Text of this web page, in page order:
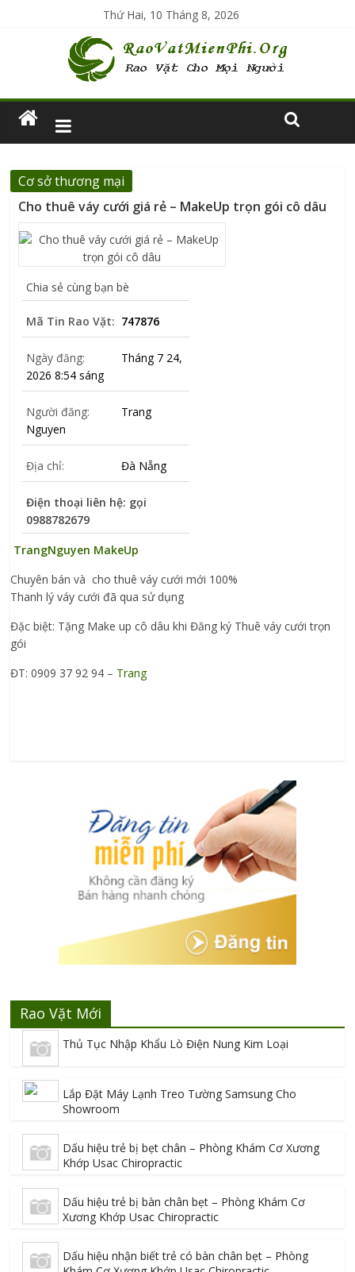
Thứ Hai, 10 Tháng 8, 2026
Cơ sở thương mại
Cho thuê váy cưới giá rẻ – MakeUp trọn gói cô dâu
Chia sẻ cùng bạn bè
Mã Tin Rao Vặt: 747876
Ngày đăng:
Tháng 7 24,
2026 8:54 sáng
Người đăng:
Trang
Nguyen
Địa chỉ: Đà Nẵng
Điện thoại liên hệ: gọi
0988782679
TrangNguyen MakeUp
Chuyên bán và cho thuê váy cưới mới 100%
Thanh lý váy cưới đã qua sử dụng
Đặc biệt: Tặng Make up cô dâu khi Đăng ký Thuê váy cưới trọn
gói
ĐT: 0909 37 92 94 – Trang
Rao Vặt Mới
Thủ Tục Nhập Khẩu Lò Điện Nung Kim Loại
Lắp Đặt Máy Lạnh Treo Tường Samsung Cho
Showroom
Dấu hiệu trẻ bị bẹt chân – Phòng Khám Cơ Xương
Khớp Usac Chiropractic
Dấu hiệu trẻ bị bàn chân bẹt – Phòng Khám Cơ
Xương Khớp Usac Chiropractic
Dấu hiệu nhận biết trẻ có bàn chân bẹt – Phòng